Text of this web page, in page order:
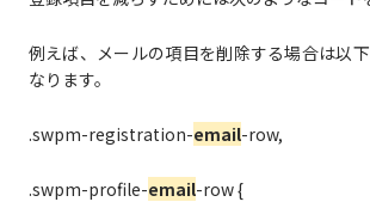
例えば、メールの項目を削除する場合は以
なります。
.swpm-registration-email-row,
.swpm-profile-email-row {